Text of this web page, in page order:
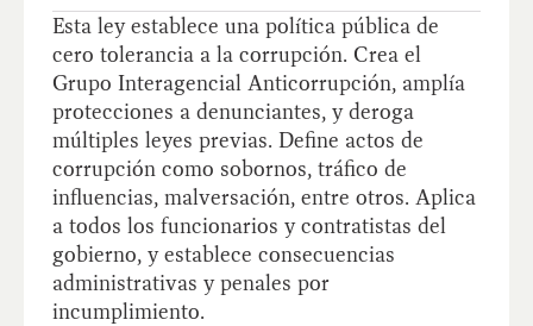
Esta ley establece una política pública de
cero tolerancia a la corrupción. Crea el
Grupo Interagencial Anticorrupción, amplía
protecciones a denunciantes, y deroga
múltiples leyes previas. Define actos de
corrupción como sobornos, tráfico de
influencias, malversación, entre otros. Aplica
a todos los funcionarios y contratistas del
gobierno, y establece consecuencias
administrativas y penales por
incumplimiento.